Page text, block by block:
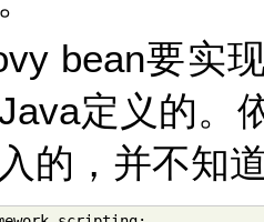
bean要实
定义的。
的，并不知